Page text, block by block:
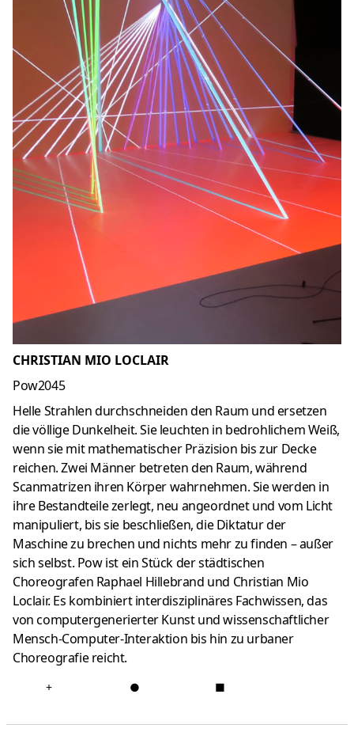
CHRISTIAN MIO LOCLAIR
Pow2045
Helle Strahlen durchschneiden den Raum und ersetzen
die völlige Dunkelheit. Sie leuchten in bedrohlichem Weiß,
wenn sie mit mathematischer Präzision bis zur Decke
reichen. Zwei Männer betreten den Raum, während
Scanmatrizen ihren Körper wahrnehmen.Sie werden in
ihre Bestandteile zerlegt, neu angeordnet und vom Licht
manipuliert, bis sie beschließen, die Diktatur der
Maschine zu brechen und nichts mehr zu finden – außer
sich selbst. Pow ist ein Stück der städtischen
Choreografen Raphael Hillebrand und Christian Mio
Loclair.Es kombiniert interdisziplinäres Fachwissen, das
von computergenerierter Kunst und wissenschaftlicher
Mensch-Computer-Interaktion bis hin zu urbaner
Choreografie reicht.
+ ● ■